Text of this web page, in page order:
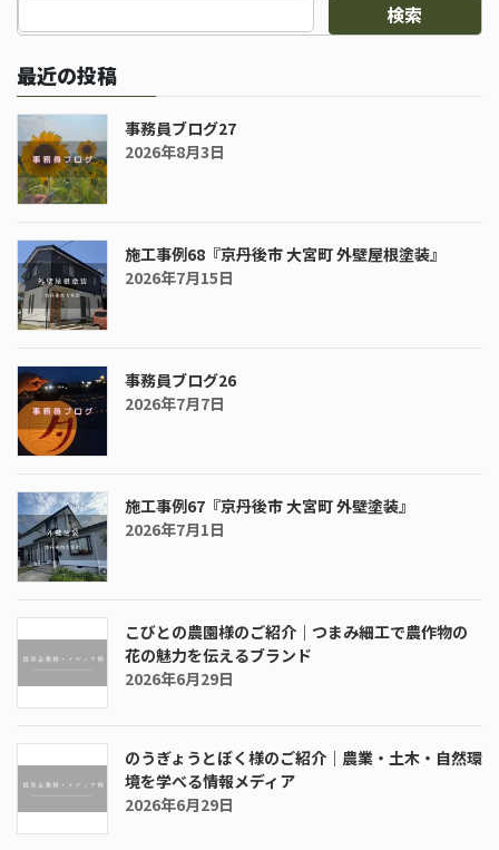
検索
最近の投稿
事務員ブログ27
2026年8月3日
施工事例68『京丹後市 大宮町 外壁屋根塗装』
2026年7月15日
事務員ブログ26
2026年7月7日
施工事例67『京丹後市 大宮町 外壁塗装』
2026年7月1日
こびとの農園様のご紹介｜つまみ細工で農作物の
花の魅力を伝えるブランド
2026年6月29日
のうぎょうとぼく様のご紹介｜農業・土木・自然環
境を学べる情報メディア
2026年6月29日